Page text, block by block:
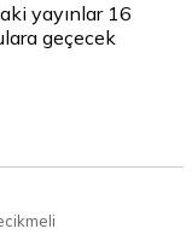
yayınlar 16
geçecek